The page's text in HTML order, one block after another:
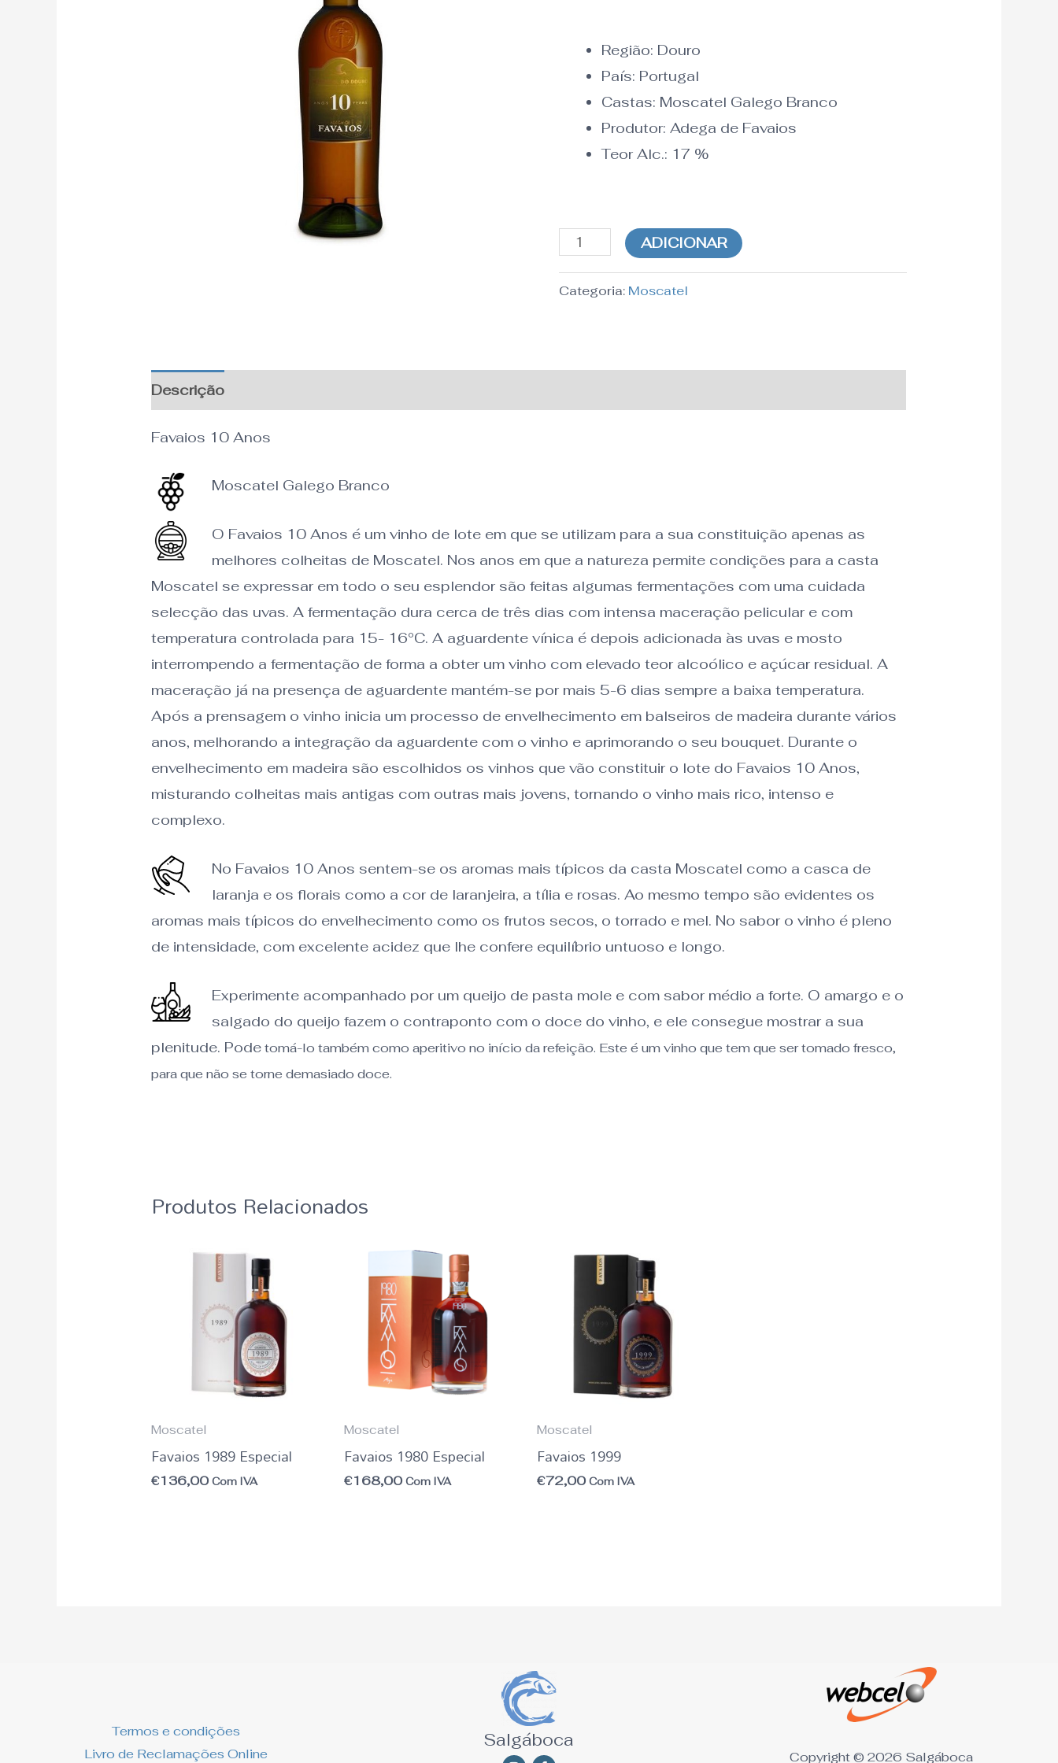
Região: Douro
País: Portugal
Castas: Moscatel Galego Branco
Produtor: Adega de Favaios
Teor Alc.: 17 %
ADICIONAR
Categoria: Moscatel
Descrição
Favaios 10 Anos
Moscatel Galego Branco
O Favaios 10 Anos é um vinho de lote em que se utilizam para a sua constituição apenas as
melhores colheitas de Moscatel. Nos anos em que a natureza permite condições para a casta
Moscatel se expressar em todo o seu esplendor são feitas algumas fermentações com uma cuidada
selecção das uvas. A fermentação dura cerca de três dias com intensa maceração pelicular e com
temperatura controlada para 15- 16°C. A aguardente vínica é depois adicionada às uvas e mosto
interrompendo a fermentação de forma a obter um vinho com elevado teor alcoólico e açúcar residual. A
maceração já na presença de aguardente mantém-se por mais 5-6 dias sempre a baixa temperatura.
Após a prensagem o vinho inicia um processo de envelhecimento em balseiros de madeira durante vários
anos, melhorando a integração da aguardente com o vinho e aprimorando o seu bouquet. Durante o
envelhecimento em madeira são escolhidos os vinhos que vão constituir o lote do Favaios 10 Anos,
misturando colheitas mais antigas com outras mais jovens, tornando o vinho mais rico, intenso e
complexo.
No Favaios 10 Anos sentem-se os aromas mais típicos da casta Moscatel como a casca de
laranja e os florais como a cor de laranjeira, a tília e rosas. Ao mesmo tempo são evidentes os
aromas mais típicos do envelhecimento como os frutos secos, o torrado e mel. No sabor o vinho é pleno
de intensidade, com excelente acidez que lhe confere equilíbrio untuoso e longo.
Experimente acompanhado por um queijo de pasta mole e com sabor médio a forte. O amargo e o
salgado do queijo fazem o contraponto com o doce do vinho, e ele consegue mostrar a sua
plenitude. Podetomá-lo também como aperitivo no início da refeição. Este é um vinho que tem que ser tomado fresco,
para que não se torne demasiado doce.
Produtos Relacionados
Moscatel
Favaios 1989 Especial
€136,00 Com IVA
Moscatel
Favaios 1980 Especial
€168,00 Com IVA
Moscatel
Favaios 1999
€72,00 Com IVA
Termos e condições
Livro de Reclamações Online
Salgáboca
Copyright © 2026 Salgáboca